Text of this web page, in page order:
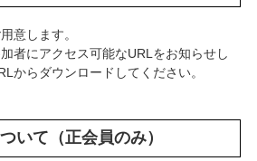
意します。
者にアクセス可能なURLをお知らせし
からダウンロードしてください。
いて（正会員のみ）